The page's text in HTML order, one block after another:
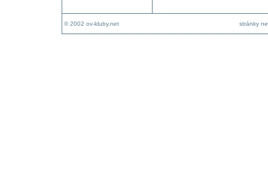
© 2002 ov-kluby.net stránky